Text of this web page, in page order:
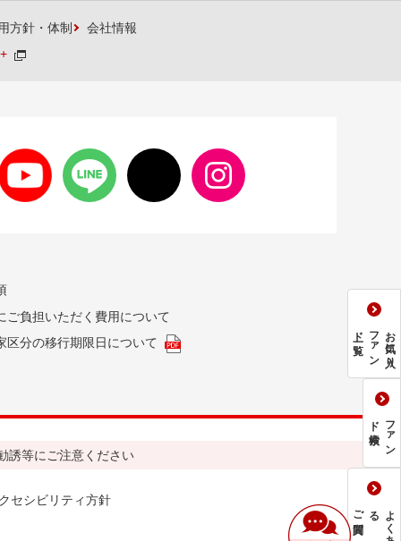
お気に入り
フ
ァ
ン
ド
一覧
フ
ァ
ン
ド
検索
よ
く
あ
る
ご質問
方針・体制
会社情報
ご負担いただく費用について
区分の移行期限日について
誘等にご注意ください
セシビリティ方針